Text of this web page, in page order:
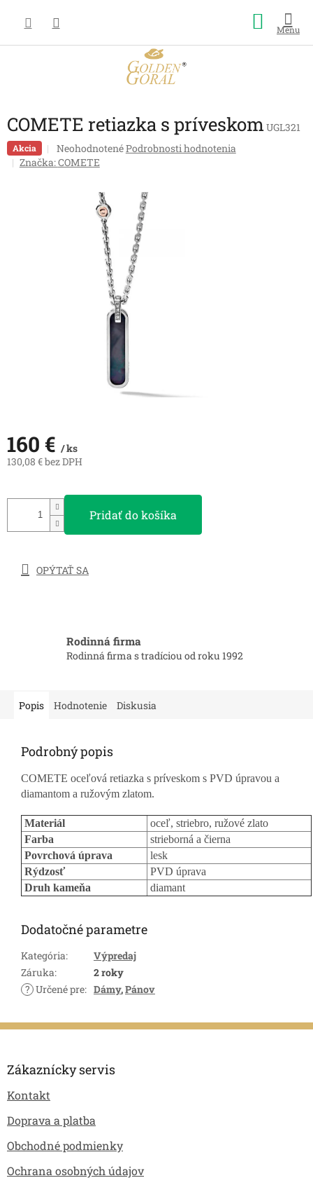
obsah
košík
COMETE retiazka s príveskomUGL321
Akcia
Priemerné
hodnotenie
hviezdičiek.
NeohodnotenéPodrobnosti hodnotenia
Značka:COMETE
160 € / ks
130,08 € bez DPH
Pridať do košíka
OPÝTAŤ SA
Rodinná firma
Rodinná firma s tradíciou od roku 1992
Popis Hodnotenie Diskusia
Podrobný popis
COMETE oceľová retiazka s príveskom s PVD úpravou a
diamantom a ružovým zlatom.
Materiál
oceľ, striebro, ružové zlato
Farba
strieborná a čierna
Povrchová úprava
lesk
Rýdzosť
PVD úprava
Druh kameňa
diamant
Dodatočné parametre
Kategória:
Výpredaj
Záruka:
2 roky
? Určené pre: Dámy,Pánov
Zákaznícky servis
Kontakt
Doprava a platba
Obchodné podmienky
Ochrana osobných údajov